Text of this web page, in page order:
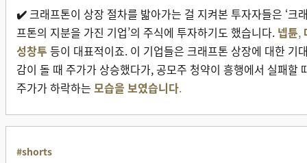
✔️ 크래프톤이 상장 절차를 밟아가는 걸 지켜본 투자자들은 ‘크
프톤의 지분을 가진 기업’의 주식에 투자하기도 했습니다. 넵튠,
성창투 등이 대표적이죠. 이 기업들은 크래프톤 상장에 대한 기
감이 돌 때 주가가 상승했다가, 공모주 청약이 흥행에서 실패할
주가가 하락하는 모습을 보였습니다.
#shorts